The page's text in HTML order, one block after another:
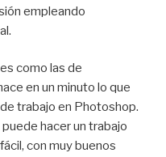
empleando
como las de
en un minuto lo que
trabajo en Photoshop.
hacer un trabajo
con muy buenos